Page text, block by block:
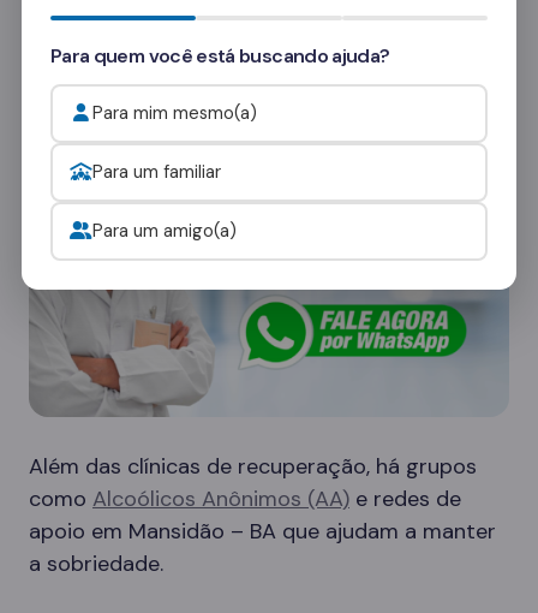
Onde procurar ajuda para o alcoolismo?
Além das clínicas de recuperação, há grupos
como Alcoólicos Anônimos (AA) e redes de
apoio em Mansidão – BA que ajudam a manter
a sobriedade.
Para quem você está buscando ajuda?
Para mim mesmo(a)
Para um familiar
Para um amigo(a)